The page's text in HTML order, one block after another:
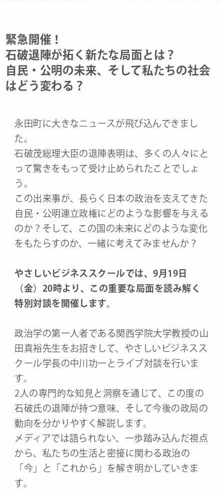
緊急開催！
石破退陣が拓く新たな局面とは？
自民・公明の未来、そして私たちの社会
はどう変わる？
永田町に大きなニュースが飛び込んできまし
た。
石破茂総理大臣の退陣表明は、多くの人々にと
って驚きをもって受け止められたことでしょ
う。
この出来事が、長らく日本の政治を支えてきた
自民・公明連立政権にどのような影響を与える
のか？そして、この国の未来にどのような変化
をもたらすのか、一緒に考えてみませんか？
やさしいビジネススクールでは、9月19日
（金）20時より、この重要な局面を読み解く
特別対談を開催します。
政治学の第一人者である関西学院大学教授の山
田真裕先生をお招きして、やさしいビジネスス
クール学長の中川功一とライブ対談を行いま
す。
2人の専門的な知見と洞察を通じて、この度の
石破氏の退陣が持つ意味、そして今後の政局の
動向を分かりやすく解説します。
メディアでは語られない、一歩踏み込んだ視点
から、私たちの生活と密接に関わる政治の
「今」と「これから」を解き明かしていきま
す。